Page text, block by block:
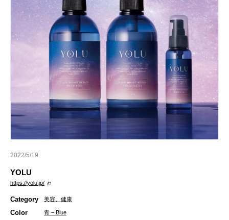
2022/5/19
YOLU
https://yolu.jp/
Category 美容、健康
Color 青 – Blue